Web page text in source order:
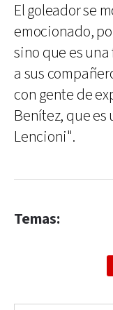
El goleador se
emocionado,
sino que es
a sus
con gente de
Benítez, que
Lencioni".
Temas: